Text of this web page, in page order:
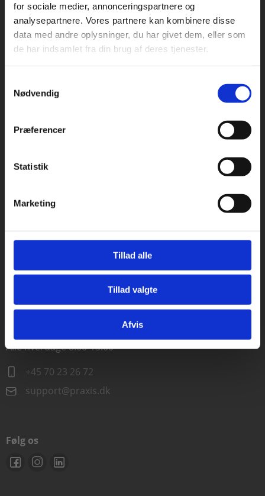
for sociale medier, annonceringspartnere og
analysepartnere. Vores partnere kan kombinere disse
data med andre oplysninger, du har givet dem, eller som
de har indsamlet fra din brug af deres tjenester.
Nødvendig
Præferencer
Statistik
Marketing
Tillad alle
Tillad valgte
Afvis
Praxis Forlag A/S
CVR 41280921
København
1120 København K
Kochsgade 31D
Rødekro
Kontakt kundeservice
+45 70 23 85 87
Kontakt teknisk support
Alle hverdage 8.00-15.00
+45 70 23 26 72
support@praxis.dk
Følg os
For privatkunder og
studerende. Du får
vist priser inkl.
For institutioner og
virksomheder. Du
får vist priser ekskl.
Gå til praxisOnline